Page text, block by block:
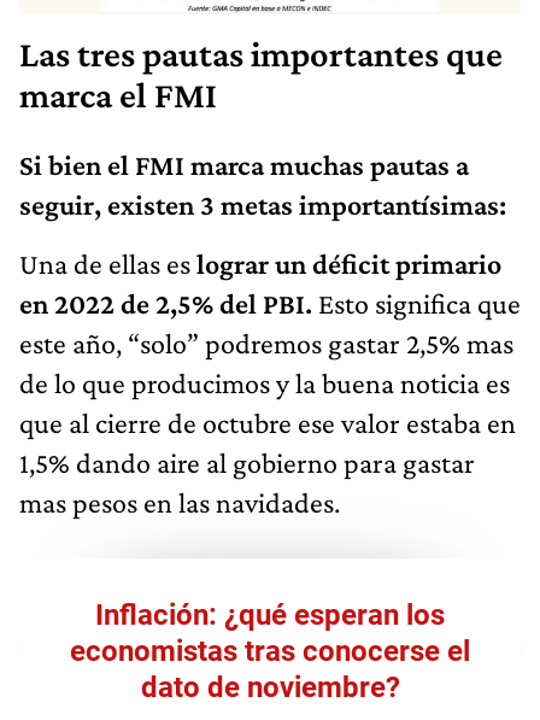
Las tres pautas importantes que
marca el FMI
Si bien el FMI marca muchas pautas a
seguir, existen 3 metas importantísimas:
Una de ellas eslograr un déficit primario
en 2022 de 2,5% del PBI. Esto significa que
este año, “solo” podremos gastar 2,5% mas
de lo que producimos y la buena noticia es
que al cierre de octubre ese valor estaba en
1,5% dando aire al gobierno para gastar
mas pesos en las navidades.
Inflación: ¿qué esperan los
economistas tras conocerse el
dato de noviembre?